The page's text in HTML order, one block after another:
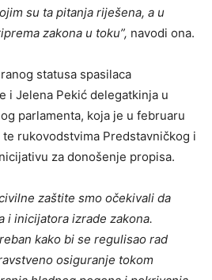
su ta pitanja riješena, a u
zakona u toku”, navodi ona.
statusa spasilaca
i Jelena Pekić delegatkinja u
parlamenta, koja je u februaru
rukovodstvima Predstavničkog i
za donošenje propisa.
zaštite smo očekivali da
i inicijatora izrade zakona.
kako bi se regulisao rad
osiguranje tokom